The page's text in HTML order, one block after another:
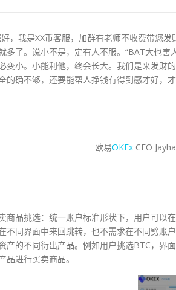
好，我是XX币客服，加群有老师不收费带您
多了。说小不是，定有人不服。“BAT大也害
变小。小能利他，终会长大。我们是来发财
的确不够，还要能帮人挣钱有得到感才好，才
欧易OKExCEO
商品挑选：统一账户标准形状下，用户可以
不同界面中来回跳转，也不需求在不同劈账
产的不同衍出产品。例如用户挑选BTC，界
品进行买卖商品。